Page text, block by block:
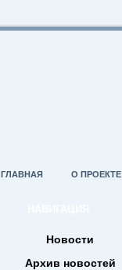
ГЛАВНАЯ О ПРОЕКТЕ
Новости
Архив новостей